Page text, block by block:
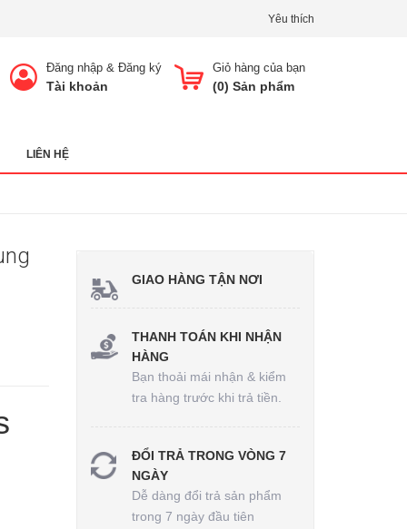
Yêu thích
Giỏ hàng của bạn
(0) Sản phẩm
Đăng nhập & Đăng ký
Tài khoản
LIÊN HỆ
GIAO HÀNG TẬN NƠI
THANH TOÁN KHI NHẬN
HÀNG
Bạn thoải mái nhận & kiểm
tra hàng trước khi trả tiền.
ĐỔI TRẢ TRONG VÒNG 7
NGÀY
Dễ dàng đổi trả sản phẩm
trong 7 ngày đầu tiên